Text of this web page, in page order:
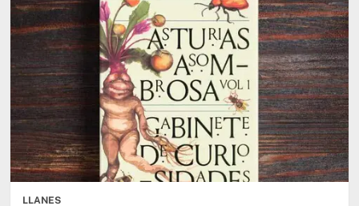
LLANES